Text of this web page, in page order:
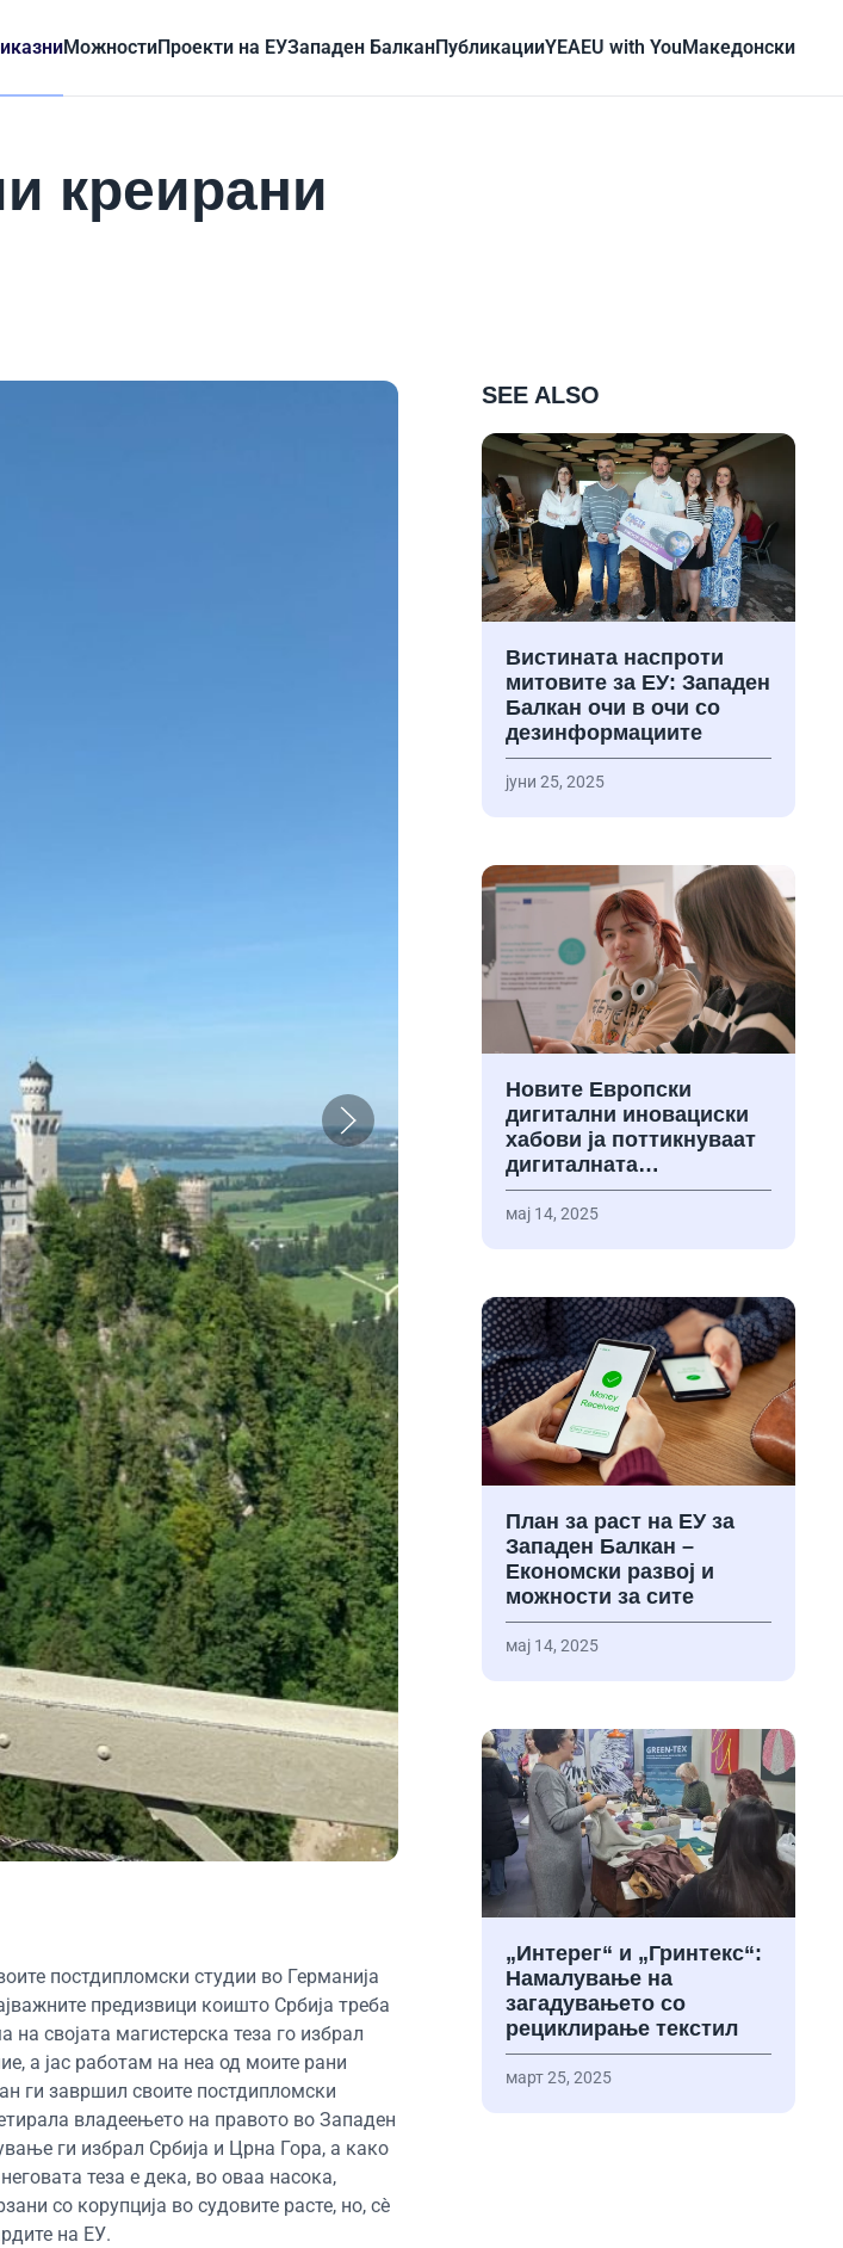
МожностиПроекти на ЕУЗападен БалканПубликацииYEAEU with YouMакедонски
креирани
постдипломски студии во Германија
предизвици коишто Србија треба
својата магистерска теза го избрал
а јас работам на неа од моите рани
ги завршил своите постдипломски
владеењето на правото во Западен
ги избрал Србија и Црна Гора, а како
теза е дека, во оваа насока,
со корупција во судовите расте, но, сè
на ЕУ.
SEE ALSO
Вистината наспроти
митовите за ЕУ: Западен
Балкан очи в очи со
дезинформациите
јуни 25, 2025
Новите Европски
дигитални иновациски
хабови ја поттикнуваат
дигиталната…
мај 14, 2025
План за раст на ЕУ за
Западен Балкан –
Економски развој и
можности за сите
мај 14, 2025
„Интерег“ и „Гринтекс“:
Намалување на
загадувањето со
рециклирање текстил
март 25, 2025